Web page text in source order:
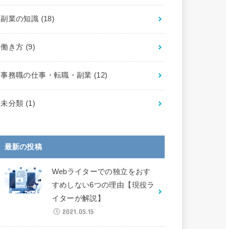
副業の知識 (18)
働き方 (9)
事務職の仕事・転職・副業 (12)
未分類 (1)
最新の投稿
Webライターでの独立をおす
すめしない6つの理由【現役ラ
イターが解説】
2021.05.15